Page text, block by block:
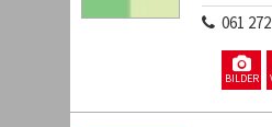
061
BILDER